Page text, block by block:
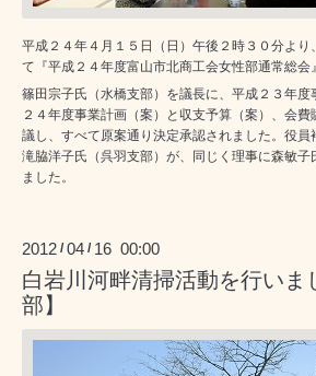
平成２４年４月１５日（日）午後２時３０分より
て『平成２４年度富山市北商工会女性部通常総会
篠田宗子氏（水橋支部）を議長に、平成２３年
２４年度事業計画（案）と収支予算（案）、会
議し、すべて原案通り決定承認されました。役員
滝脇洋子氏（呉羽支部）が、同じく理事に森敏
ました。
2012 /04 / 16 00:00
白岩川河畔清掃活動を行いま
部】